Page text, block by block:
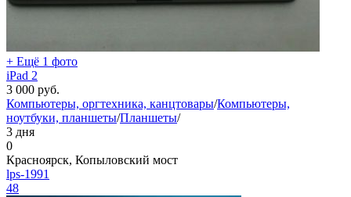
+ Ещё 1 фото
iPad 2
3 000 руб.
Компьютеры, оргтехника, канцтовары/Компьютеры,
ноутбуки, планшеты/Планшеты/
3 дня
0
Красноярск, Копыловский мост
lps-1991
48